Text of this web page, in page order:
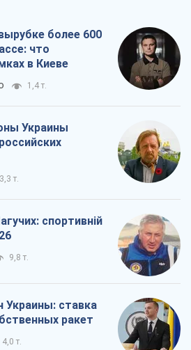
более 600
что
в Киеве
1,4 т.
Украины
3,3 т.
спортивній
9,8 т.
ставка
ракет
4,0 т.